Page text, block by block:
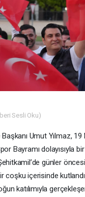
Sesli Oku)
Umut Yılmaz, 19
Bayramı dolayısıyla
günler
coşku içerisinde
katılımıyla